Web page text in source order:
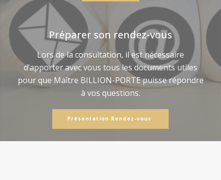
Préparer son rendez-vous
Lors de la consultation, il est nécessaire
d’apporter avec vous tous les documents utiles
pour que Maître BILLION-PORTE puisse répondre
à vos questions.
Présentation Rendez-vous